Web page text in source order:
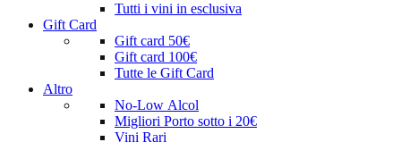
Tutti i vini in esclusiva
Gift Card
Gift card 50€
Gift card 100€
Tutte le Gift Card
Altro
No-Low Alcol
Migliori Porto sotto i 20€
Vini Rari